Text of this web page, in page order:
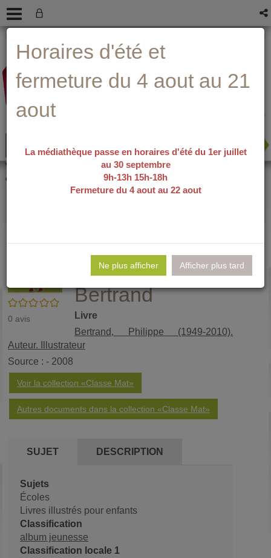
menu
contenu
recherche
Vous êtes ici :
Détail du
document
/5
0 avis
Elodie la bonne
élève / Philippe
Bertrand
Livre
Bertrand, Philippe (1949-2010).
Auteur. Illustrateur
Source : - 2008
Voir la collection «Classe Mat»
Autres documents dans la collection «Classe Mat»
SUJET DESCRIPTION
Sujets
Écoles
Livres illustrés pour enfants
Classification
album jeunesse
Classification locale 1
Horaires d'été et
fermeture du 4 aout au 21
aout
La médiathèque passe en horaires d'été du 1er juillet
au 30 septembre
9h-13h 15h-18h
Fermeture du 4 aout au 22 aout
Ne plus afficher Afficher plus tard